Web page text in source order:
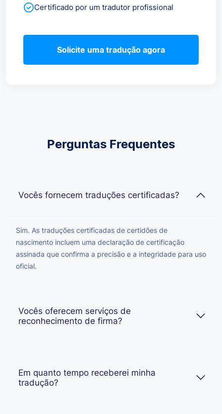
Certificado por um tradutor profissional
Solicite uma tradução agora
Perguntas Frequentes
Vocês fornecem traduções certificadas?
Sim. As traduções certificadas de certidões de
nascimento incluem uma declaração de certificação
assinada que confirma a precisão e a integridade para uso
oficial.
Vocês oferecem serviços de
reconhecimento de firma?
Em quanto tempo receberei minha
tradução?